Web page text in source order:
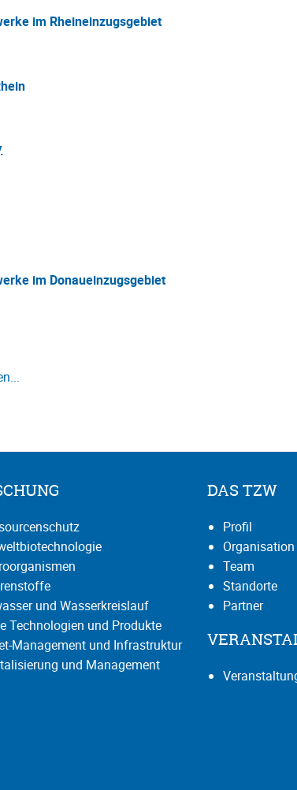
im Rheineinzugsgebiet
im Donaueinzugsgebiet
und Wasserkreislauf
Technologien und Produkte
Management und Infrastruktur
und Management
DAS TZW
Profil
Organisation
Team
Standorte
Partner